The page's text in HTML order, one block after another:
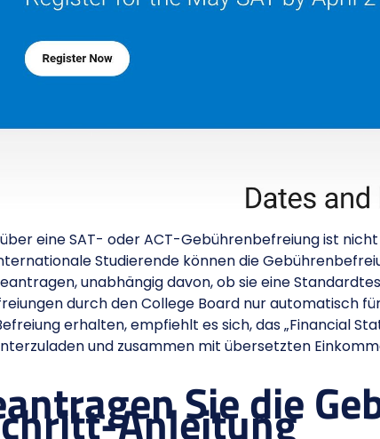
über eine SAT- oder ACT-Gebührenbefreiung ist
Studierende können die
unabhängig davon, ob sie eine
durch den College Board nur automatisch
erhalten, empfiehlt es sich, das „Financial
und zusammen mit übersetzten
Sie die
Anleitung